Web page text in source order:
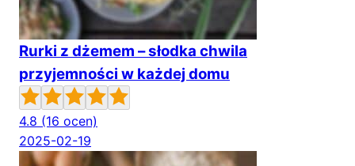
Rurki z dżemem – słodka chwila
przyjemności w każdej domu
4.8 (16 ocen)
2025-02-19